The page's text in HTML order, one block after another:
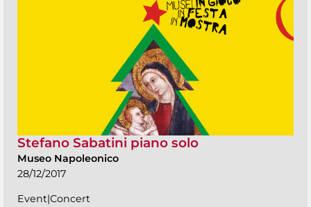
Stefano Sabatini piano solo
Museo Napoleonico
28/12/2017
Event|Concert